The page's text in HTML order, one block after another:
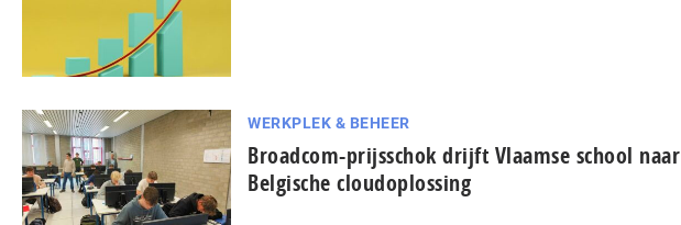
WERKPLEK & BEHEER
Broadcom-prijsschok drijft Vlaamse school naar
Belgische cloudoplossing